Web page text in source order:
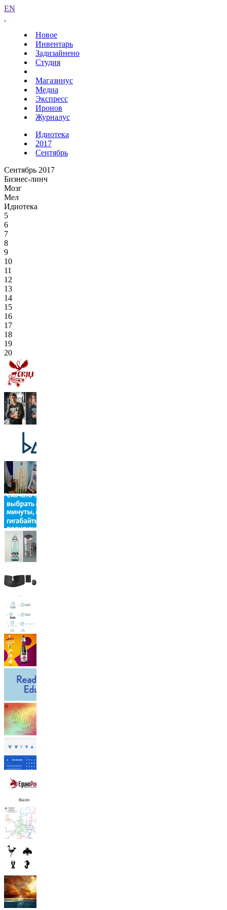
EN
Новое
Инвентарь
Задизайнено
Студия
Магазинус
Медиа
Экспресс
Иронов
Журналус
Идиотека
2017
Сентябрь
Сентябрь 2017
Бизнес-линч
Мозг
Мел
Идиотека
5
6
7
8
9
10
11
12
13
14
15
16
17
18
19
20